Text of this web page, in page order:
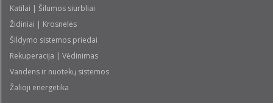
Katilai | Šilumos siurbliai
Židiniai | Krosnelės
Šildymo sistemos priedai
Rekuperacija | Vėdinimas
Vandens ir nuotekų sistemos
Žalioji energetika